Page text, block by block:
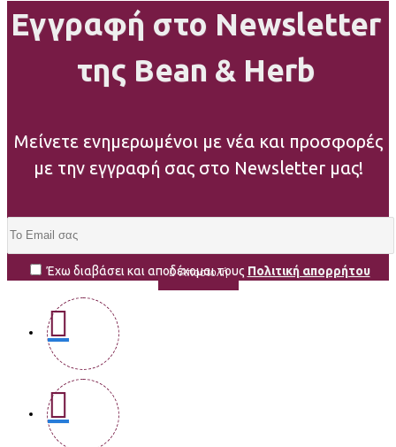
Εγγραφή στο Newsletter
της Bean & Herb
Μείνετε ενημερωμένοι με νέα και προσφορές
με την εγγραφή σας στο Newsletter μας!
Αποστολή
Έχω διαβάσει και αποδέχομαι τους Πολιτική απορρήτου